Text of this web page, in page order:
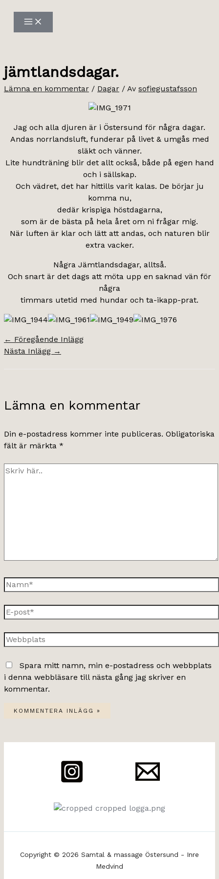
innehåll
jämtlandsdagar.
Lämna en kommentar / Dagar / Av sofiegustafsson
Jag och alla djuren är i Östersund för några dagar.
Andas norrlandsluft, funderar på livet & umgås med
släkt och vänner.
Lite hundträning blir det allt också, både på egen hand
och i sällskap.
Och vädret, det har hittills varit kalas. De börjar ju
komma nu,
dedär krispiga höstdagarna,
som är de bästa på hela året om ni frågar mig.
När luften är klar och lätt att andas, och naturen blir
extra vacker.
Några Jämtlandsdagar, alltså.
Och snart är det dags att möta upp en saknad vän för
några
timmars utetid med hundar och ta-ikapp-prat.
← Föregående Inlägg
Nästa Inlägg →
Lämna en kommentar
Din e-postadress kommer inte publiceras. Obligatoriska
fält är märkta *
Skriv
Namn*
E-
post*
Webbplats
Spara mitt namn, min e-postadress och webbplats
i denna webbläsare till nästa gång jag skriver en
kommentar.
Copyright © 2026 Samtal & massage Östersund - Inre
Medvind